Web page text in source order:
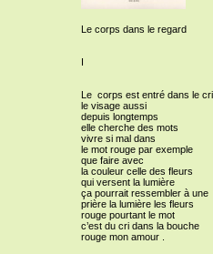
Le corps dans le regard
I
Le corps est entré dans le cri
le visage aussi
depuis longtemps
elle cherche des mots
vivre si mal dans
le mot rouge par exemple
que faire avec
la couleur celle des fleurs
qui versent la lumière
ça pourrait ressembler à une
prière la lumière les fleurs
rouge pourtant le mot
c’est du cri dans la bouche
rouge mon amour .